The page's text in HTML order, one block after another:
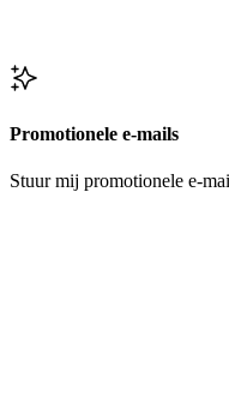
Promotionele e-mails
Stuur mij promotionele e-